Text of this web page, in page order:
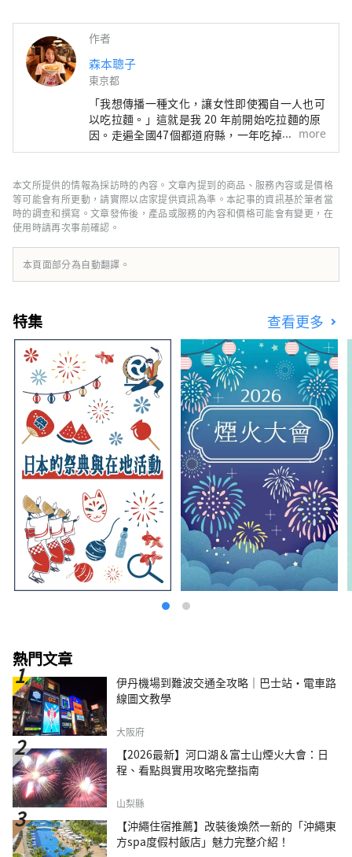
作者
森本聰子
東京都
「我想傳播一種文化，讓女性即使獨自一人也可
以吃拉麵。」這就是我 20 年前開始吃拉麵的原
因。走遍全國47個都道府縣，一年吃掉600多碗
的拉麵女孩。雖然外面有很多男性拉麵狂人，但
的同時保持身材。她主持出租受歡迎的拉麵店的
拉麵女孩協會，並於2015年在橫濱紅磚倉庫舉
辦了「第一屆拉麵女孩博覽會」。該活動吸引了
來自全國各地的熱門商店，此後在大阪、名古
屋、東京、熊本和靜岡舉辦，總共吸引了約75
萬人參加。 2018年，成立Ramen Switch株式
Agave Craft Salmon for Ramen》的製作人和
作者以及《Tokyo Ramen Collection》的作者
（正文社）
more
本文所提供的情報為採訪時的內容。文章內提到的商品、服務內容或是價格
等可能會有所更動，請實際以店家提供資訊為準。本記事的資訊基於筆者當
時的調查和撰寫。文章發佈後，產品或服務的內容和價格可能會有變更，在
使用時請再次事前確認。
本頁面部分為自動翻譯。
特集 查看更多
熱門文章
伊丹機場到難波交通全攻略｜巴士站・電車路
線圖文教學
大阪府
【2026最新】河口湖＆富士山煙火大會：日
程、看點與實用攻略完整指南
山梨縣
【沖繩住宿推薦】改裝後煥然一新的「沖繩東
方spa度假村飯店」魅力完整介紹！